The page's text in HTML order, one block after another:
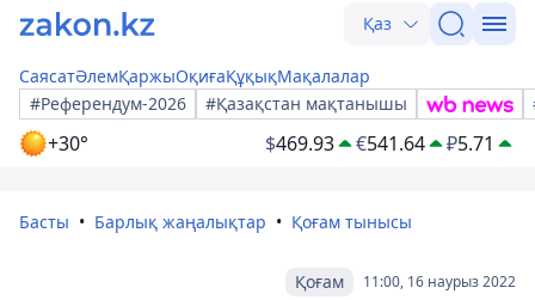
Қаз
СаясатӘлемҚаржыОқиғаҚұқықМақалалар
#Референдум-2026
#Қазақстан мақтанышы
+30° $469.93 €541.64 ₽5.71
Басты Барлық жаңалықтар Қоғам тынысы
11:00, 16 наурыз 2022
Қоғам